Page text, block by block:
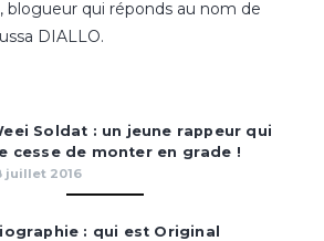
blogueur qui réponds au nom de
DIALLO.
Soldat : un jeune rappeur qui
cesse de monter en grade !
juillet 2016
: qui est Original